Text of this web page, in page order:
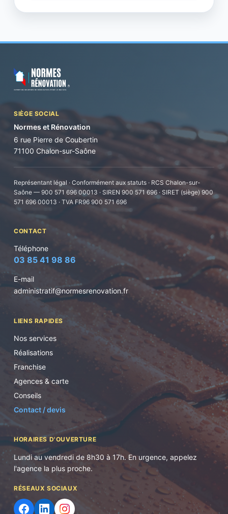
SIÈGE SOCIAL
Normes et Rénovation
6 rue Pierre de Coubertin
71100 Chalon-sur-Saône
Représentant légal · Conformément aux statuts · RCS Chalon-sur-
Saône — 900 571 696 00013 · SIREN 900 571 696 · SIRET (siège) 900
571 696 00013 · TVA FR96 900 571 696
CONTACT
Téléphone
03 85 41 98 86
E-mail
administratif@normesrenovation.fr
LIENS RAPIDES
Nos services
Réalisations
Franchise
Agences & carte
Conseils
Contact / devis
HORAIRES D'OUVERTURE
Lundi au vendredi de 8h30 à 17h. En urgence, appelez
l'agence la plus proche.
RÉSEAUX SOCIAUX